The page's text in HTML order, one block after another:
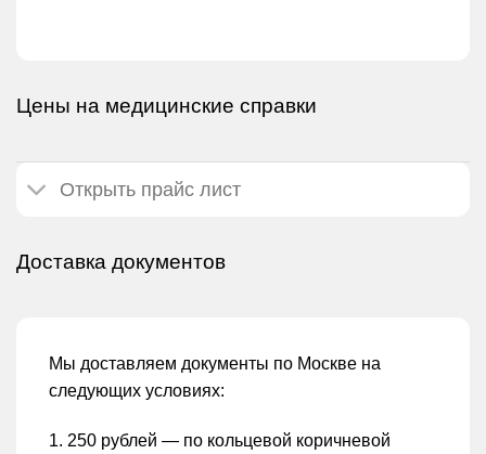
Цены на медицинские справки
Открыть прайс лист
Доставка документов
Мы доставляем документы по Москве на
следующих условиях:
1. 250 рублей — по кольцевой коричневой